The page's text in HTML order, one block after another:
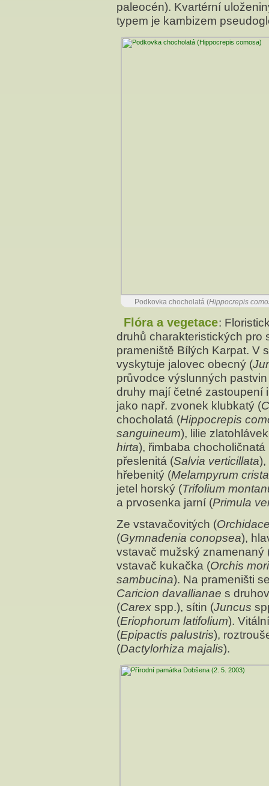
paleocén). Kvartérní
typem je kambizem
Podkovka chocholatá (Hippocrepis
Flóra a vegetace:
druhů charakteristických pro
prameniště Bílých Karpat. V
vyskytuje jalovec obecný (
průvodce výslunných
druhy mají četné zastoupení
jako např. zvonek klubkatý (
chocholatá (Hippocrepis
sanguineum), lilie
hirta), řimbaba chocholičnatá
přeslenitá (Salvia verticillata),
hřebenitý (Melampyrum
jetel horský (Trifolium
a prvosenka jarní (Primula
Ze vstavačovitých (
(Gymnadenia conopsea),
vstavač mužský znamenaný
vstavač kukačka (Orchis
sambucina). Na prameništi
Caricion davallianae s
(Carex spp.), sítin (Juncus
(Eriophorum latifolium).
(Epipactis palustris),
(Dactylorhiza majalis).